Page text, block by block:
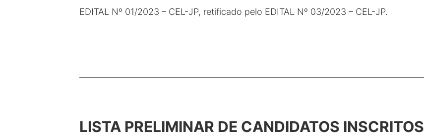
EDITAL Nº 01/2023 – CEL-JP, retificado pelo EDITAL Nº 03/2023 – CEL-JP.
LISTA PRELIMINAR DE CANDIDATOS INSCRITOS